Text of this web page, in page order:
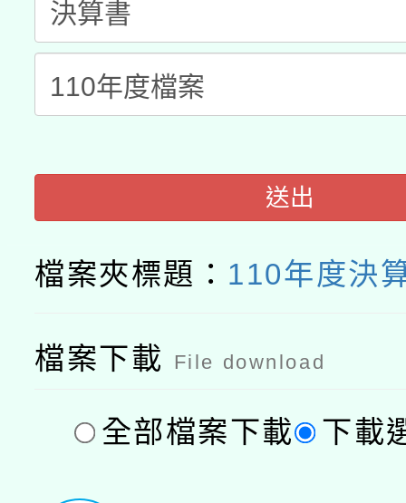
動」
開 智慧啟航」
送出
檔案夾標題： 110年度決
檔案下載 File download
全部檔案下載 下載